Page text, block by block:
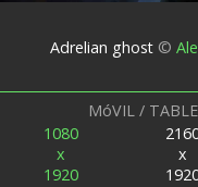
Adrelian ghost ©
MóVIL /
1080
x
1920
x